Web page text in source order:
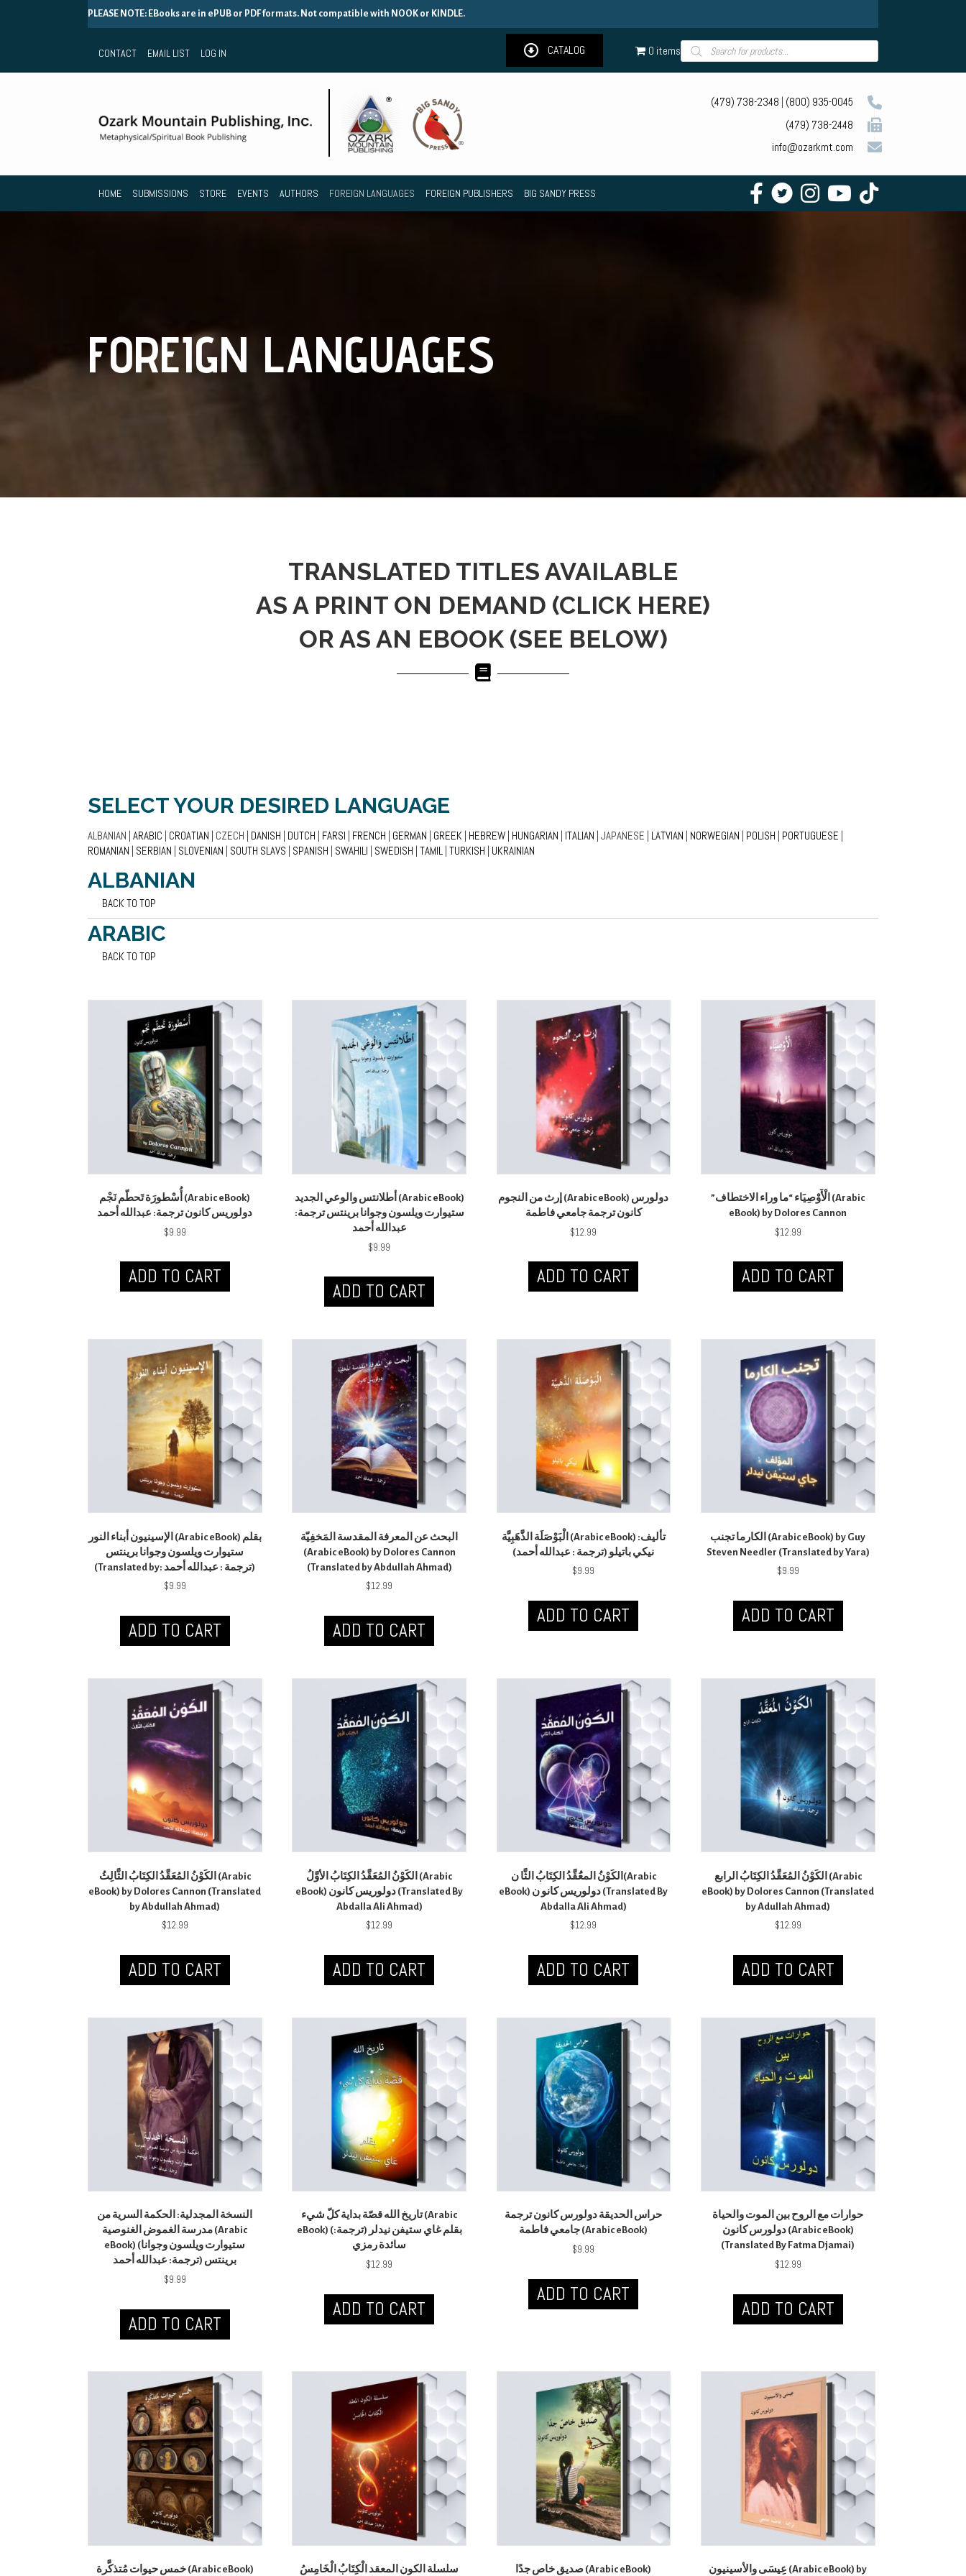
PLEASE NOTE: EBooks are in ePUB or PDF formats. Not compatible with NOOK or KINDLE.
CONTACT EMAIL LIST LOG IN CATALOG 0 itemsProducts
search
(479) 738-2348 (800) 935-0045
(479) 738-2448
info@ozarkmt.com
HOME SUBMISSIONS STORE EVENTS AUTHORS FOREIGN LANGUAGES FOREIGN PUBLISHERS BIG SANDY PRESS
FOREIGN LANGUAGES
TRANSLATED TITLES AVAILABLE
AS A PRINT ON DEMAND (CLICK HERE)
OR AS AN EBOOK (SEE BELOW)
SELECT YOUR DESIRED LANGUAGE
ALBANIAN | ARABIC | CROATIAN | CZECH | DANISH | DUTCH | FARSI | FRENCH | GERMAN | GREEK | HEBREW | HUNGARIAN | ITALIAN | JAPANESE | LATVIAN | NORWEGIAN | POLISH | PORTUGUESE |
ROMANIAN | SERBIAN | SLOVENIAN | SOUTH SLAVS | SPANISH | SWAHILI | SWEDISH | TAMIL | TURKISH | UKRAINIAN
ALBANIAN
BACK TO TOP
ARABIC
BACK TO TOP
أُسْطورَة تَحطّم نَجْم (Arabic eBook)
دولوريس كانون ترجمة: عبدالله أحمد
$9.99
ADD TO CART
أطلانتس والوعي الجديد (Arabic eBook)
ستيوارت ويلسون وجوانا برينتس ترجمة:
عبدالله أحمد
$9.99
ADD TO CART
إرث من النجوم (Arabic eBook) دولورس
كانون ترجمة جامعي فاطمة
$12.99
ADD TO CART
‫الْأَوْصِيَاء “ما وراء الاختطاف”‬ (Arabic
eBook) by Dolores Cannon
$12.99
ADD TO CART
الإسينيون أبناء النور (Arabic eBook) بقلم
ستيوارت ويلسون وجوانا برينتس
(Translated by: ترجمة : عبدالله أحمد)
$9.99
ADD TO CART
البحث عن المعرفة المقدسة المَخفِيّة
(Arabic eBook) by Dolores Cannon
(Translated by Abdullah Ahmad)
$12.99
ADD TO CART
الْبَوْصَلَة الذَّهَبِيَّة (Arabic eBook) تأليف:
نيكي باتيلو (ترجمة : عبدالله أحمد)
$9.99
ADD TO CART
الكارما تجنب (Arabic eBook) by Guy
Steven Needler (Translated by Yara)
$9.99
ADD TO CART
الكَوْنُ المُعَقَّدُ الكِتَابُ الثَّالِثُ (Arabic
eBook) by Dolores Cannon (Translated
by Abdullah Ahmad)
$12.99
ADD TO CART
الكَوْنُ المُعَقَّدُ الكِتَابُ الأوَّلُ (Arabic
eBook) دولوريس كانون (Translated By
Abdalla Ali Ahmad)
$12.99
ADD TO CART
الكَوْنُ المعَُقَّدُ الكِتَابُ الثَّا ن(Arabic
eBook) دولوريس كانو ن (Translated By
Abdalla Ali Ahmad)
$12.99
ADD TO CART
الكَوْنُ المُعَقَّدُ الكِتَابُ الرابع (Arabic
eBook) by Dolores Cannon (Translated
by Adullah Ahmad)
$12.99
ADD TO CART
النسخة المجدلية: الحكمة السرية من
مدرسة الغموض الغنوصية (Arabic
eBook) (ستيوارت ويلسون وجوانا
برينتس (ترجمة: عبدالله أحمد
$9.99
ADD TO CART
تاريخ الله قصّة بداية كلّ شيء (Arabic
eBook) (بقلم غاي ستيفن نيدلر (ترجمة:
سائدة رمزي
$12.99
ADD TO CART
حراس الحديقة دولورس كانون ترجمة
جامعي فاطمة (Arabic eBook)
$9.99
ADD TO CART
حوارات مع الروح بين الموت والحياة
دولورس كانون (Arabic eBook)
(Translated By Fatma Djamai)
$12.99
ADD TO CART
خمس حيوات مُتذكَّرة (Arabic eBook) سلسلة الكون المعقد الْكِتَابُ الْخَامِسُ صديق خاص جدًا (Arabic eBook) عِيسَى والأسينيون (Arabic eBook) by